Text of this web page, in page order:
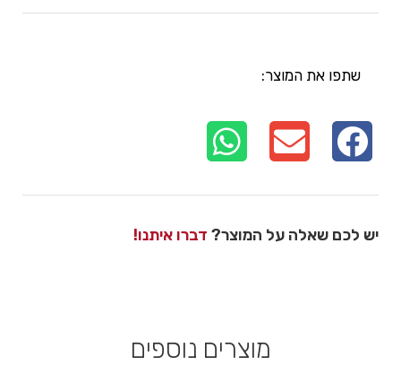
שתפו את המוצר:
יש לכם שאלה על המוצר? דברו איתנו!
מוצרים נוספים